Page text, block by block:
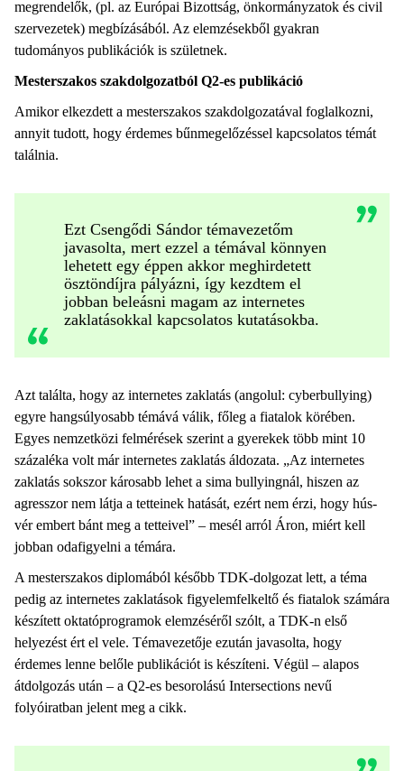
megrendelők, (pl. az Európai Bizottság, önkormányzatok és civil
szervezetek) megbízásából. Az elemzésekből gyakran
tudományos publikációk is születnek.
Mesterszakos szakdolgozatból Q2-es publikáció
Amikor elkezdett a mesterszakos szakdolgozatával foglalkozni,
annyit tudott, hogy érdemes bűnmegelőzéssel kapcsolatos témát
találnia.
Ezt Csengődi Sándor témavezetőm
javasolta, mert ezzel a témával könnyen
lehetett egy éppen akkor meghirdetett
ösztöndíjra pályázni, így kezdtem el
jobban beleásni magam az internetes
zaklatásokkal kapcsolatos kutatásokba.
Azt találta, hogy az internetes zaklatás (angolul: cyberbullying)
egyre hangsúlyosabb témává válik, főleg a fiatalok körében.
Egyes nemzetközi felmérések szerint a gyerekek több mint 10
százaléka volt már internetes zaklatás áldozata. „Az internetes
zaklatás sokszor károsabb lehet a sima bullyingnál, hiszen az
agresszor nem látja a tetteinek hatását, ezért nem érzi, hogy hús-
vér embert bánt meg a tetteivel” – mesél arról Áron, miért kell
jobban odafigyelni a témára.
A mesterszakos diplomából később TDK-dolgozat lett, a téma
pedig az internetes zaklatások figyelemfelkeltő és fiatalok számára
készített oktatóprogramok elemzéséről szólt, a TDK-n első
helyezést ért el vele. Témavezetője ezután javasolta, hogy
érdemes lenne belőle publikációt is készíteni. Végül – alapos
átdolgozás után – a Q2-es besorolású Intersections nevű
folyóiratban jelent meg a cikk.